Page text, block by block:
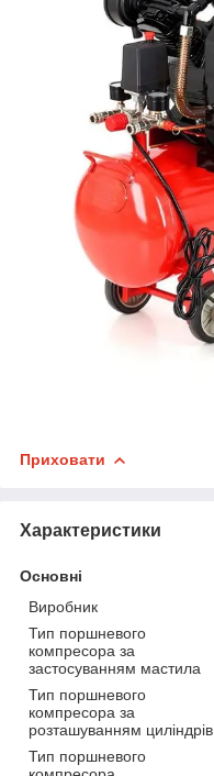
Приховати
Характеристики
Основні
Виробник
Тип поршневого
компресора за
застосуванням мастила
Тип поршневого
компресора за
розташуванням циліндрів
Тип поршневого